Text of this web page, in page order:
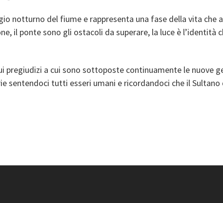
notturno del fiume e rappresenta una fase della vita che
il ponte sono gli ostacoli da superare, la luce è l’identità
pregiudizi a cui sono sottoposte continuamente le nuove
sentendoci tutti esseri umani e ricordandoci che il